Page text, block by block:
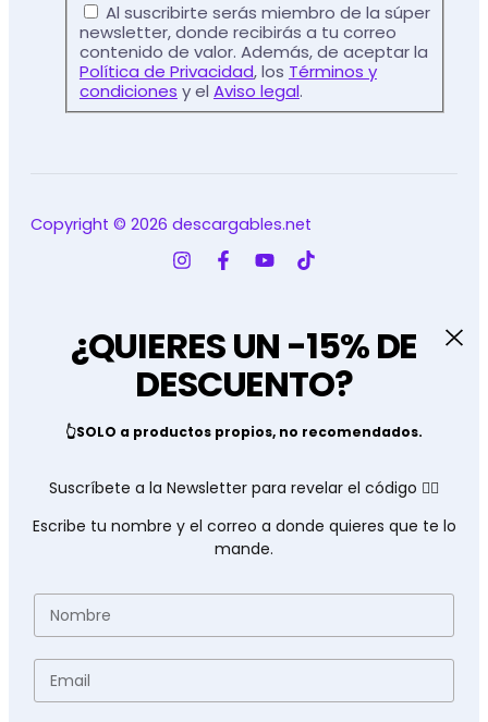
Al suscribirte serás miembro de la súper
newsletter, donde recibirás a tu correo
contenido de valor. Además, de aceptar la
Política de Privacidad, los Términos y
condiciones y el Aviso legal.
Copyright © 2026 descargables.net
¿QUIERES UN -15% DE
DESCUENTO?
👆SOLO a productos propios, no recomendados.
Suscríbete a la Newsletter para revelar el código 👇🏽
Escribe tu nombre y el correo a donde quieres que te lo
mande.
Nombre